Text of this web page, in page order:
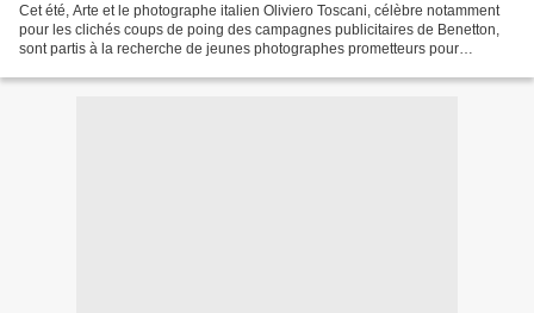
Cet été, Arte et le photographe italien Oliviero Toscani, célèbre notamment
pour les clichés coups de poing des campagnes publicitaires de Benetton,
sont partis à la recherche de jeunes photographes prometteurs pour